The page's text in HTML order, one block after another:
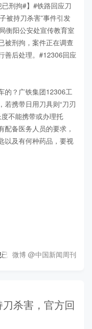
已刑拘#】#铁路回应刀
被持刀杀害”事件引发
衡阳公安处宣传教育室
被刑拘，案件正在调查
善后处理。#12306回应
的？广铁集团12306工
若携带日用刀具则“刀刃
不能携带或办理托
备医务人员的要求，
以及有何种药品，要视
刑拘
微博 @中国新闻周刊
杀害，官方回